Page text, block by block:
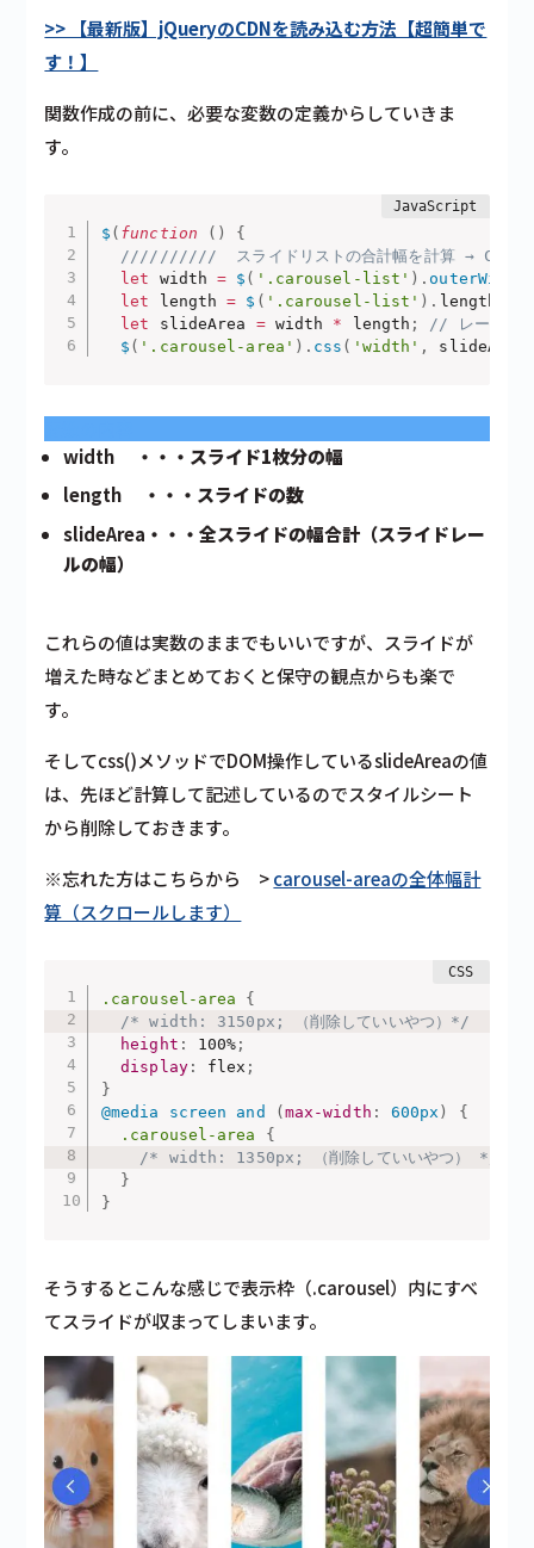
>> 【最新版】jQueryのCDNを読み込む方法【超簡単で
す！】
関数作成の前に、必要な変数の定義からしていきま
す。
$ ( function ( )
{
//////////  スライドリストの合計幅を計算 → CSSで
let width = $ ( '.carousel-list' ) .outerWidth
let length = $ ( '.carousel-list' ) . length
let slideArea = width * length ;
// レール全
$ ( '.carousel-area' ) . css ( 'width' , slideArea
width ・・・スライド1枚分の幅
length ・・・スライドの数
slideArea ・・・全スライドの幅合計（スライドレー
ルの幅）
これらの値は実数のままでもいいですが、スライドが
増えた時などまとめておくと保守の観点からも楽で
す。
そしてcss()メソッドでDOM操作しているslideAreaの値
は、先ほど計算して記述しているのでスタイルシート
から削除しておきます。
※忘れた方はこちらから >carousel-areaの全体幅計
算（スクロールします）
.carousel-area
{
/* width: 3150px; （削除していいやつ）*/
height : 100% ;
display: flex ;
}
@media
screen and (max-width : 600px )
{
.carousel-area
{
/* width: 1350px; （削除していいやつ） */
}
}
そうするとこんな感じで表示枠（.carousel）内にすべ
てスライドが収まってしまいます。